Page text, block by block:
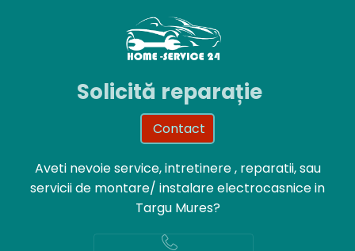
Solicită reparație
Contact
Aveti nevoie service, intretinere , reparatii, sau
servicii de montare/ instalare electrocasnice in
Targu Mures?